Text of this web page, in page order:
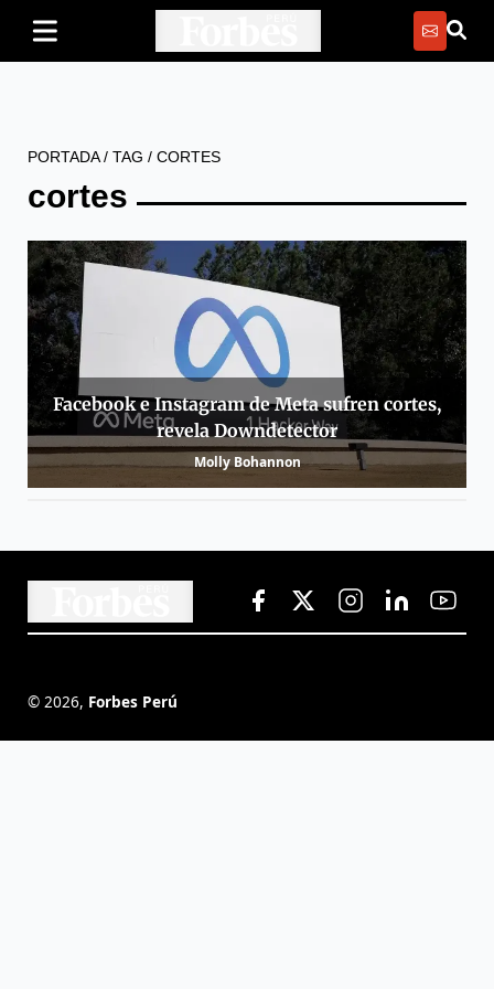
PORTADA/ TAG / CORTES
cortes
Facebook e Instagram de Meta sufren cortes,
revela Downdetector
Molly Bohannon
© 2026, Forbes Perú